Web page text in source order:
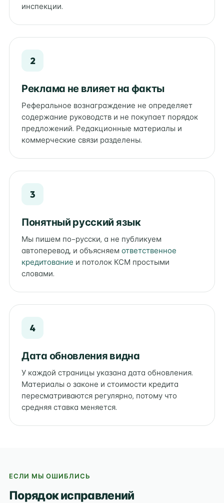
инспекции.
2
Реклама не влияет на факты
Реферальное вознаграждение не определяет
содержание руководств и не покупает порядок
предложений. Редакционные материалы и
коммерческие связи разделены.
3
Понятный русский язык
Мы пишем по-русски, а не публикуем
автоперевод, и объясняем ответственное
кредитование и потолок КСМ простыми
словами.
4
Дата обновления видна
У каждой страницы указана дата обновления.
Материалы о законе и стоимости кредита
пересматриваются регулярно, потому что
средняя ставка меняется.
ЕСЛИ МЫ ОШИБЛИСЬ
Порядок исправлений